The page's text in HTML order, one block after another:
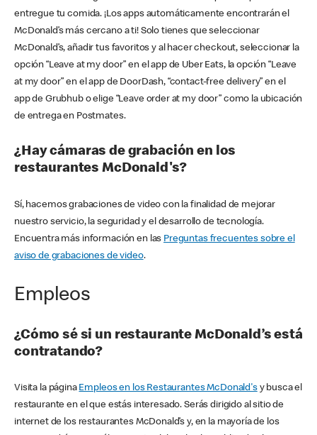
entregue tu comida. ¡Los apps automáticamente encontrarán el
McDonald’s más cercano a ti! Solo tienes que seleccionar
McDonald’s, añadir tus favoritos y al hacer checkout, seleccionar la
opción “Leave at my door” en el app de Uber Eats, la opción “Leave
at my door” en el app de DoorDash, “contact-free delivery” en el
app de Grubhub o elige “Leave order at my door” como la ubicación
de entrega en Postmates.
¿Hay cámaras de grabación en los
restaurantes McDonald's?
Sí, hacemos grabaciones de video con la finalidad de mejorar
nuestro servicio, la seguridad y el desarrollo de tecnología.
Encuentra más información en las Preguntas frecuentes sobre el
aviso de grabaciones de video.
Empleos
¿Cómo sé si un restaurante McDonald’s está
contratando?
Visita la página Empleos en los Restaurantes McDonald'sy busca el
restaurante en el que estás interesado. Serás dirigido al sitio de
internet de los restaurantes McDonald’s y, en la mayoría de los